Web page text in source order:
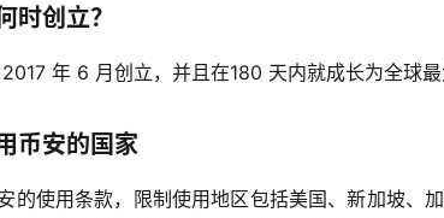
时创立？
年 6 月创立，并且在180 天内就成长为全球最
币安的国家
的使用条款，限制使用地区包括美国、新加坡、